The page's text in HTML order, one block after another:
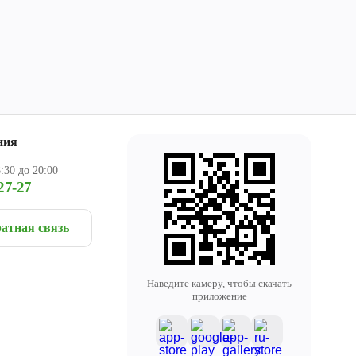
до 20:00
27
связь
Наведите камеру, чтобы скачать
приложение